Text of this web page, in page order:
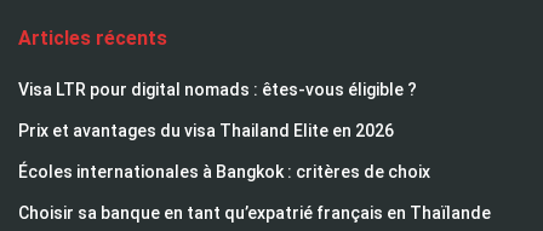
Articles récents
Visa LTR pour digital nomads : êtes-vous éligible ?
Prix et avantages du visa Thailand Elite en 2026
Écoles internationales à Bangkok : critères de choix
Choisir sa banque en tant qu’expatrié français en Thaïlande